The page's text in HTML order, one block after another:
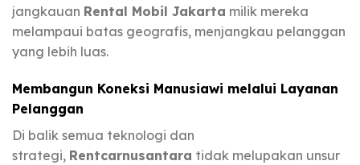
jangkauan Rental Mobil Jakarta milik mereka
melampaui batas geografis, menjangkau pelanggan
yang lebih luas.
Membangun Koneksi Manusiawi melalui Layanan
Pelanggan
Di balik semua teknologi dan
strategi, Rentcarnusantara tidak melupakan unsur